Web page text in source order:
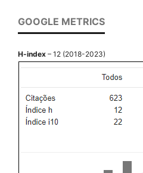
GOOGLE METRICS
H-index – 12 (2018-2023)